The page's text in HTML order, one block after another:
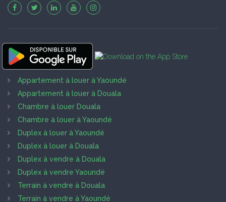
Appartement à louer à Yaoundé
Appartement à louer à Douala
Chambre à louer Douala
Chambre à louer à Yaoundé
Duplex à louer à Yaoundé
Duplex à louer à Douala
Duplex à vendre à Douala
Duplex à vendre Yaoundé
Terrain à vendre à Douala
Terrain à vendre à Yaoundé